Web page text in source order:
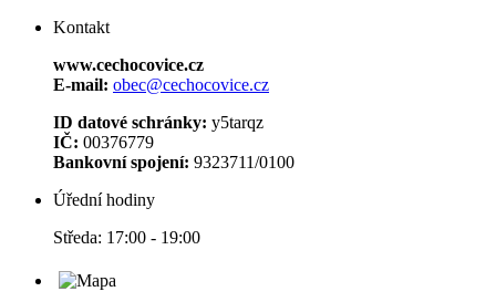
Kontakt
www.cechocovice.cz
E-mail: obec@cechocovice.cz
ID datové schránky: y5tarqz
IČ: 00376779
Bankovní spojení: 9323711/0100
Úřední hodiny
Středa: 17:00 - 19:00